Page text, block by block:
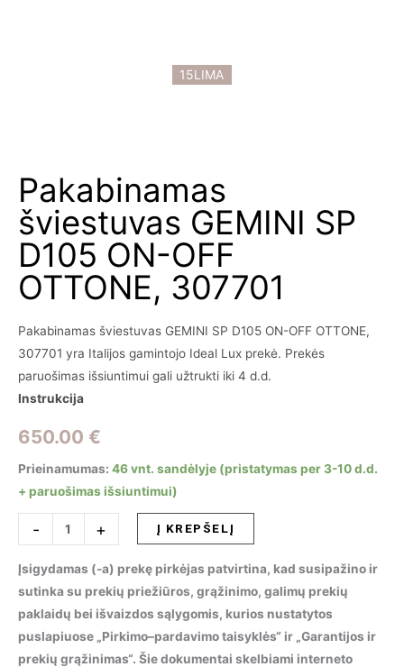
15LIMA
Pakabinamas
šviestuvas GEMINI SP
D105 ON-OFF
OTTONE, 307701
Pakabinamas šviestuvas GEMINI SP D105 ON-OFF OTTONE,
307701 yra Italijos gamintojo Ideal Lux prekė. Prekės
paruošimas išsiuntimui gali užtrukti iki 4 d.d.
Instrukcija
650.00 €
Prieinamumas: 46 vnt. sandėlyje (pristatymas per 3-10 d.d.
+ paruošimas išsiuntimui)
-
produkto
kiekis:
Pakabinamas
šviestuvas
GEMINI
SP
D105
+ Į KREPŠELĮ
Įsigydamas (-a) prekę pirkėjas patvirtina, kad susipažino ir
sutinka su prekių priežiūros, grąžinimo, galimų prekių
paklaidų bei išvaizdos sąlygomis, kurios nustatytos
puslapiuose „Pirkimo–pardavimo taisyklės“ ir „Garantijos ir
prekių grąžinimas“. Šie dokumentai skelbiami interneto